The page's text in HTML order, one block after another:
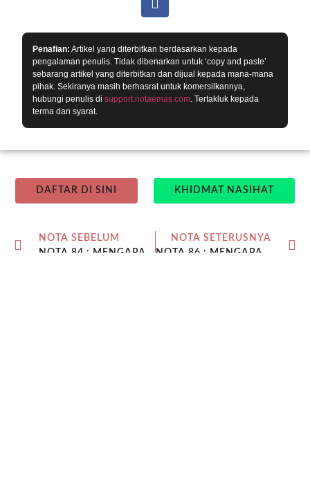
Penafian: Artikel yang diterbitkan berdasarkan kepada
pengalaman penulis. Tidak dibenarkan untuk ‘copy and paste’
sebarang artikel yang diterbitkan dan dijual kepada mana-mana
pihak. Sekiranya masih berhasrat untuk komersilkannya,
hubungi penulis di support.notaemas.com . Tertakluk kepada
terma dan syarat.
DAFTAR DI SINI KHIDMAT NASIHAT
NOTA SEBELUM
NOTA SETERUSNYA